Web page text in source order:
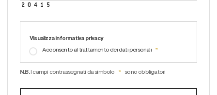
Visualizza informativa privacy
Acconsento al trattamento dei dati personali
N.B. I campi contrassegnati da simbolo sono obbligatori